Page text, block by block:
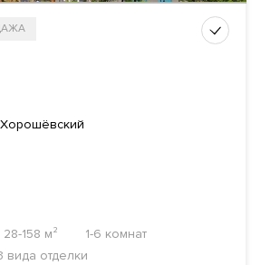
28-158 м²
1-6 комнат
вида отделки